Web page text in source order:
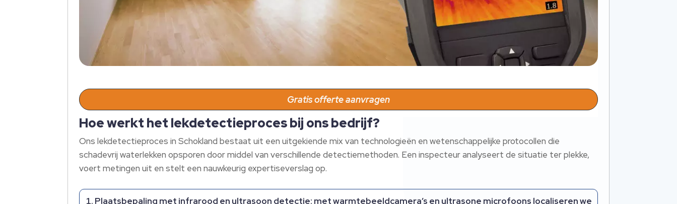
Gratis offerte aanvragen
Hoe werkt het lekdetectieproces bij ons bedrijf?
Ons lekdetectieproces in Schokland bestaat uit een uitgekiende mix van technologieën en wetenschappelijke protocollen die
schadevrij waterlekken opsporen door middel van verschillende detectiemethoden. Een inspecteur analyseert de situatie ter plekke,
voert metingen uit en stelt een nauwkeurig expertiseverslag op.
Plaatsbepaling met infrarood en ultrasoon detectie: met warmtebeeldcamera’s en ultrasone microfoons localiseren we